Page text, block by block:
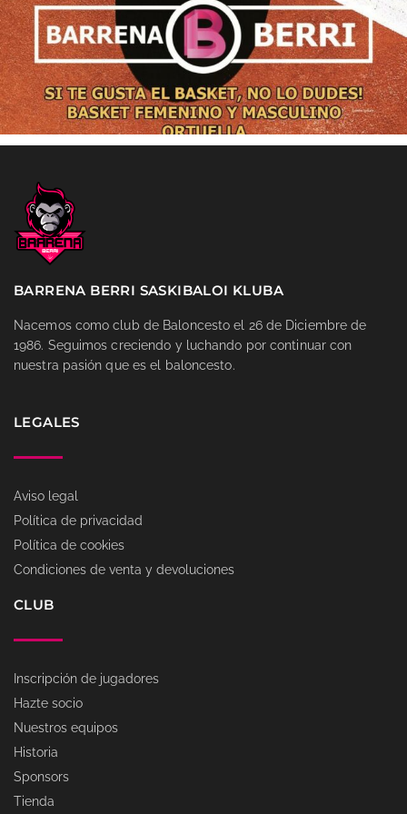
BARRENA BERRI SASKIBALOI KLUBA
Nacemos como club de Baloncesto el 26 de Diciembre de
1986. Seguimos creciendo y luchando por continuar con
nuestra pasión que es el baloncesto.
LEGALES
Aviso legal
Política de privacidad
Política de cookies
Condiciones de venta y devoluciones
CLUB
Inscripción de jugadores
Hazte socio
Nuestros equipos
Historia
Sponsors
Tienda